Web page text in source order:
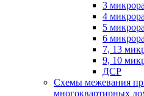
3
4
5
6
7, 13
9, 10
ДСР
Схемы межевания
многоквартирных